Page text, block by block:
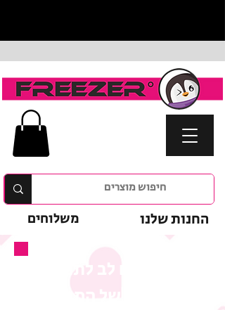
החנות שלנו משלוחים
המבצע של המוצר